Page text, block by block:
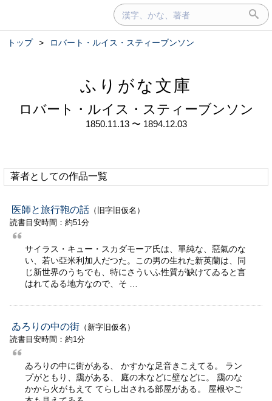
トップ > ロバート・ルイス・スティーブンソン
ふりがな文庫
ロバート・ルイス・スティーブンソン
1850.11.13 〜 1894.12.03
著者としての作品一覧
医師と旅行鞄の話 （旧字旧仮名）
読書目安時間：約51分
サイラス・キュー・スカダモーア氏は、單純な、惡氣のな
い、若い亞米利加人だつた。この男の生れた新英蘭は、同
じ新世界のうちでも、特にさういふ性質が缺けてゐると言
はれてゐる地方なので、そ …
ゐろりの中の街 （新字旧仮名）
読書目安時間：約1分
ゐろりの中に街がある、 かすかな足音きこえてる。 ラン
プがともり、靄がある、 庭の木などに壁などに。 靄のな
かから火がもえて てらし出される部屋がある。 屋根やご